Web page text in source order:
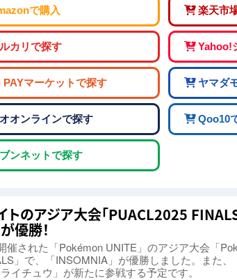
で購入 楽天市
カリで探す Yahoo!
PAYマーケットで探す ヤマダ
オンラインで探す Qoo10
ンネットで探す
トのアジア大会「PUACL2025
優勝！
催された「Pokémon UNITE」のアジア大会「
」で、「INSOMNIA」が優勝しました。また
イチュウ」が新たに参戦する予定です。